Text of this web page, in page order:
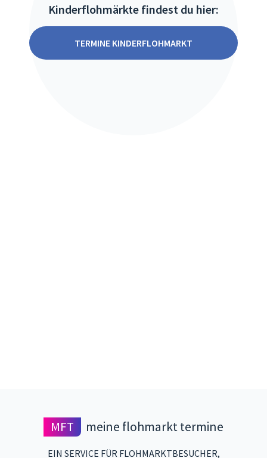
Kinderflohmärkte findest du hier:
TERMINE KINDERFLOHMARKT
MFT meine flohmarkt termine
EIN SERVICE FÜR FLOHMARKTBESUCHER,